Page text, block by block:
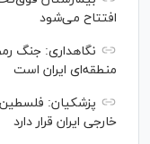
افتتاح می‌شود
نگاهداری: جنگ
منطقه‌ای ایران است
پزشکیان:
خارجی ایران قرار دارد